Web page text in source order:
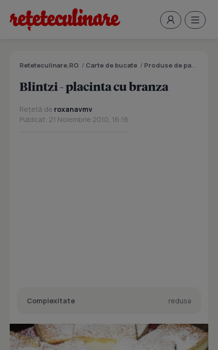
Reteteculinare.RO / Carte de bucate / Produse de panificatie si patiserie
Blintzi - placinta cu branza
Rețetă de roxanavmv
Publicat: 21 Noiembrie 2010, 16:16
Complexitate redusa